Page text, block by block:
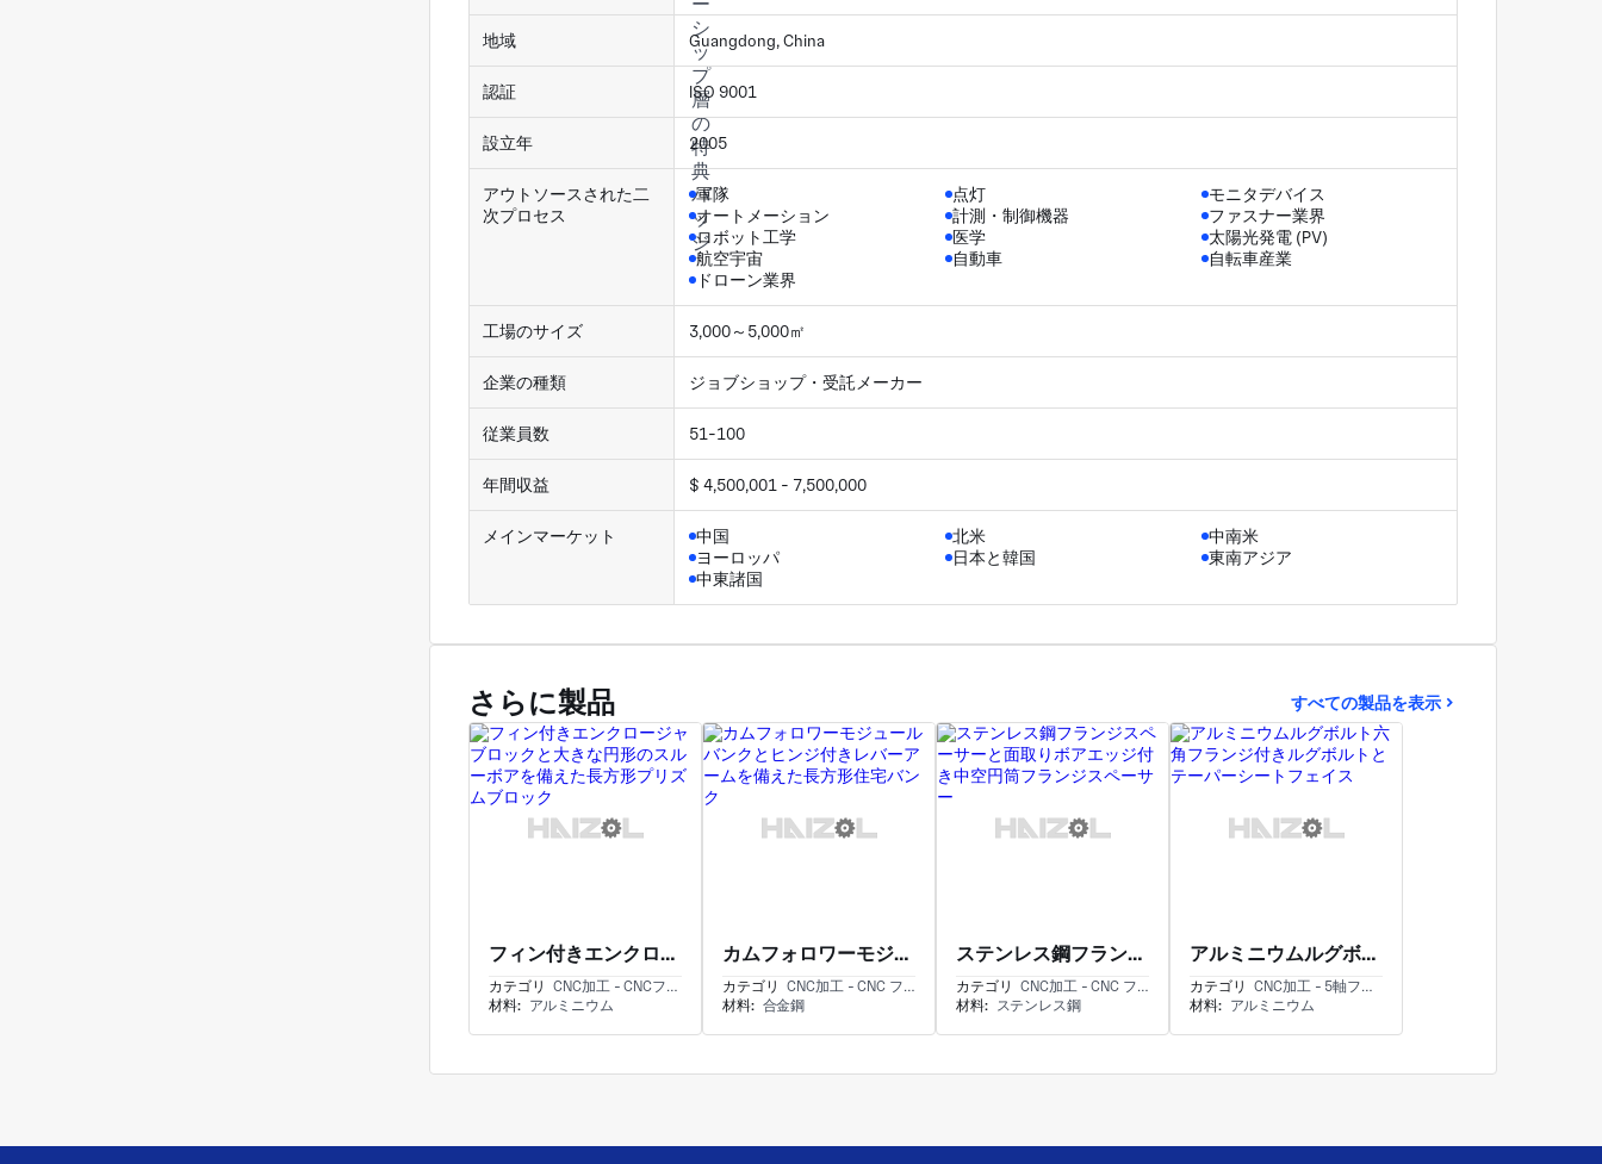
地域 Guangdong, China
認証 ISO 9001
設立年 2005
アウトソースされた二
次プロセス
軍隊
オートメーション
ロボット工学
航空宇宙
ドローン業界
点灯
計測・制御機器
医学
自動車
モニタデバイス
ファスナー業界
太陽光発電 (PV)
自転車産業
工場のサイズ 3,000～5,000㎡
企業の種類 ジョブショップ・受託メーカー
従業員数 51-100
年間収益 $ 4,500,001 - 7,500,000
メインマーケット
中国
ヨーロッパ
中東諸国
北米
日本と韓国
中南米
東南アジア
さらに製品 すべての製品を表示
フィン付きエンクロージャブロックと大きな円形のスルーボアを備えた長方形プリズムブロック
カテゴリ
CNC加工 - CNCフライス加工と旋削加工
材料: アルミニウム
カムフォロワーモジュールバンクとヒンジ付きレバーアームを備えた長方形住宅バンク
カテゴリ
CNC加工 - CNC フライス加工とフライス加工
材料: 合金鋼
ステンレス鋼フランジスペーサーと面取りボアエッジ付き中空円筒フランジスペーサー
カテゴリ
CNC加工 - CNC フライス加工とフライス加工
材料: ステンレス鋼
アルミニウムルグボルト六角フランジ付きルグボルトとテーパーシートフェイス
カテゴリ
CNC加工 - 5軸フライス加工
材料: アルミニウム